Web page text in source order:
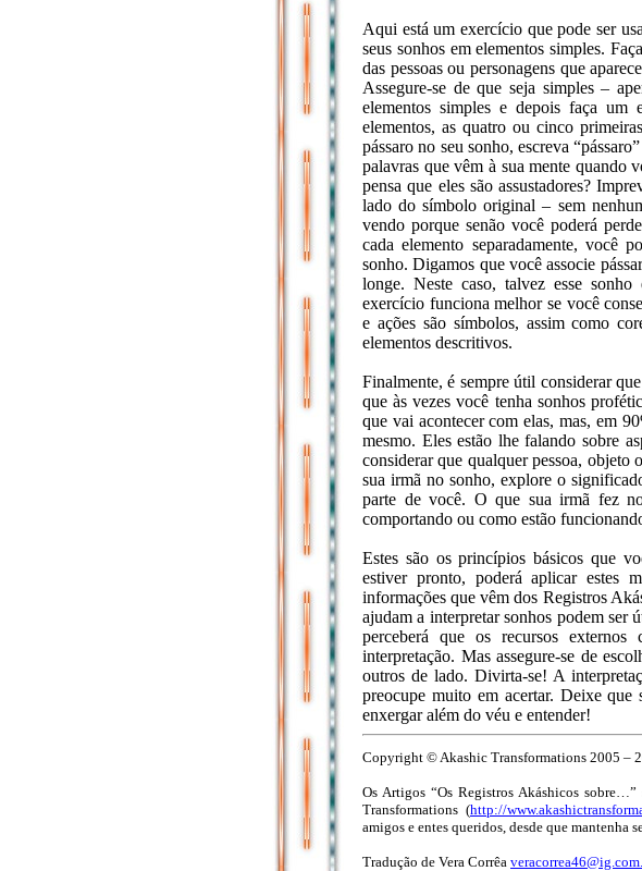
Aqui está um exercício que pode ser
seus sonhos em elementos simples.
das pessoas ou personagens que
Assegure-se de que seja simples –
elementos simples e depois faça um
elementos, as quatro ou cinco
pássaro no seu sonho, escreva
palavras que vêm à sua mente quando
pensa que eles são assustadores?
lado do símbolo original – sem
vendo porque senão você poderá
cada elemento separadamente, você
sonho. Digamos que você associe
longe. Neste caso, talvez esse
exercício funciona melhor se você
e ações são símbolos, assim como
elementos descritivos.
Finalmente, é sempre útil considerar
que às vezes você tenha sonhos
que vai acontecer com elas, mas, em
mesmo. Eles estão lhe falando sobre
considerar que qualquer pessoa, objeto
sua irmã no sonho, explore o
parte de você. O que sua irmã fez
comportando ou como estão
Estes são os princípios básicos que
estiver pronto, poderá aplicar estes
informações que vêm dos Registros
ajudam a interpretar sonhos podem ser
perceberá que os recursos
interpretação. Mas assegure-se de
outros de lado. Divirta-se! A
preocupe muito em acertar. Deixe
enxergar além do véu e entender!
Copyright © Akashic Transformations 2005 –
Os Artigos “Os Registros Akáshicos
Transformations (http://www.
amigos e entes queridos, desde que mantenha
Tradução de Vera Corrêa